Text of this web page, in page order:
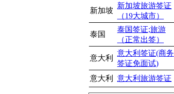
新加坡
新加坡旅游签证
（19大城市）
泰国
泰国签证;旅游
（正常出签）
意大利
意大利签证(商务
签证免面试)
意大利 意大利旅游签证